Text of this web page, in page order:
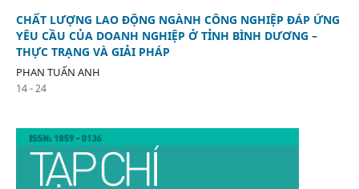
CHẤT LƯỢNG LAO ĐỘNG NGÀNH CÔNG NGHIỆP ĐÁP ỨNG
YÊU CẦU CỦA DOANH NGHIỆP Ở TỈNH BÌNH DƯƠNG –
THỰC TRẠNG VÀ GIẢI PHÁP
PHAN TUẤN ANH
14 - 24